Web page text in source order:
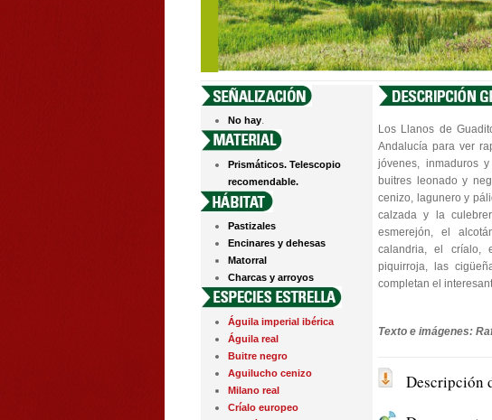
No hay.
Prismáticos. Telescopio
recomendable.
Pastizales
Encinares y dehesas
Matorral
Charcas y arroyos
Águila imperial ibérica
Águila real
Buitre negro
Aguilucho cenizo
Milano real
Críalo europeo
Los Llanos de
Andalucía para ver
jóvenes, inmaduros
buitres leonado y
cenizo, lagunero y
calzada y la
esmerejón, el
calandria, el críalo,
piquirroja, las
completan el
Texto e imágenes:
Descripción